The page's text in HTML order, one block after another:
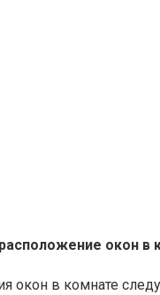
окон в
окон в комнате